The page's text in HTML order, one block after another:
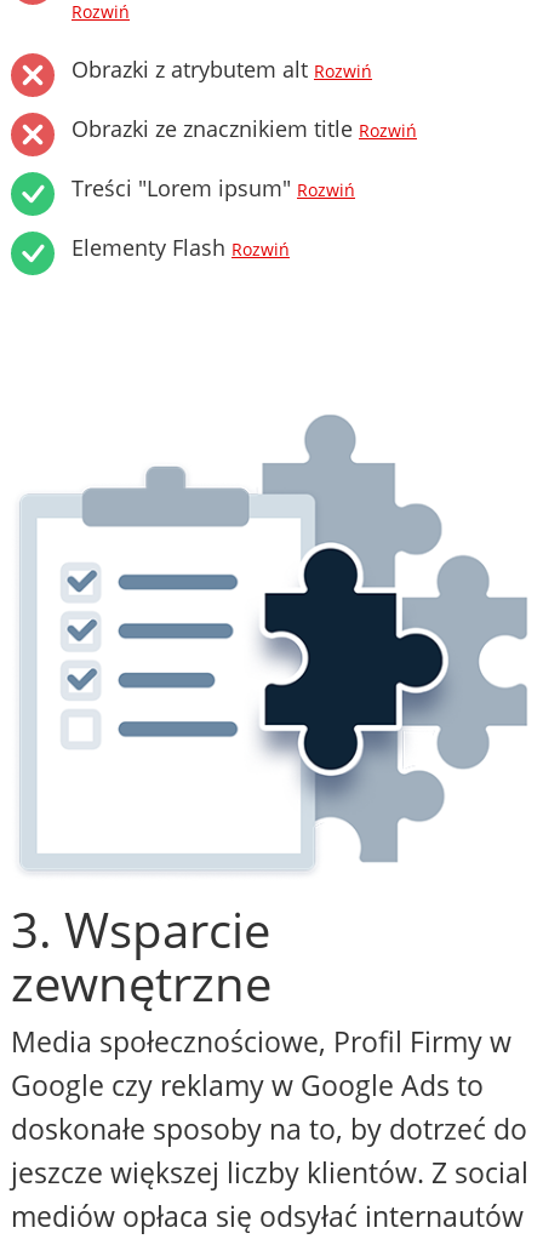
Rozwiń
Obrazki z atrybutem alt Rozwiń
Obrazki ze znacznikiem title Rozwiń
Treści "Lorem ipsum" Rozwiń
Elementy Flash Rozwiń
3. Wsparcie
zewnętrzne
Media społecznościowe, Profil Firmy w
Google czy reklamy w Google Ads to
doskonałe sposoby na to, by dotrzeć do
jeszcze większej liczby klientów. Z social
mediów opłaca się odsyłać internautów